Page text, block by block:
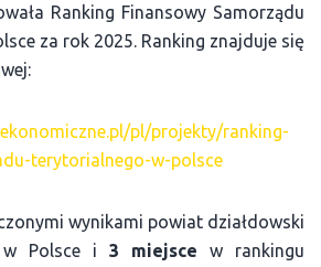
Ranking Finansowy Samorządu
za rok 2025. Ranking znajduje się
pl/projekty/ranking-
terytorialnego-w-polsce
wynikami powiat działdowski
w Polsce i 3 miejsce w rankingu